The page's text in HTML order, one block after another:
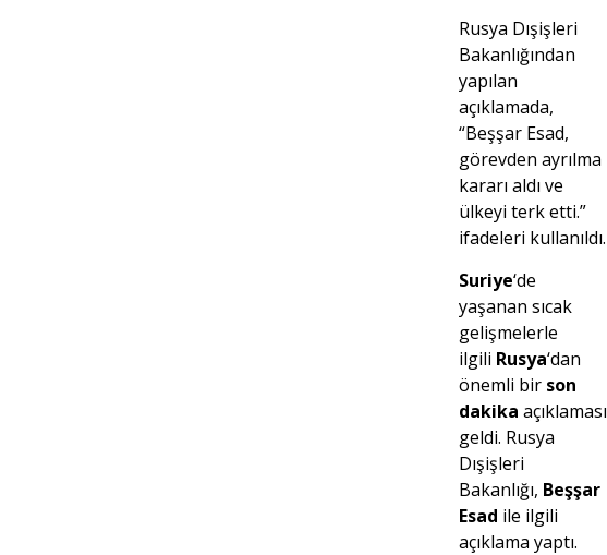
Rusya Dışişleri
Bakanlığından
yapılan
açıklamada,
“Beşşar Esad,
görevden ayrılma
kararı aldı ve
ülkeyi terk etti.”
ifadeleri kullanıldı.
Suriye‘de
yaşanan sıcak
gelişmelerle
ilgili Rusya‘dan
önemli bir son
dakika açıklaması
geldi. Rusya
Dışişleri
Bakanlığı, Beşşar
Esad ile ilgili
açıklama yaptı.